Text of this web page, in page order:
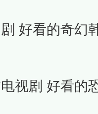
好看的奇幻
视剧 好看的